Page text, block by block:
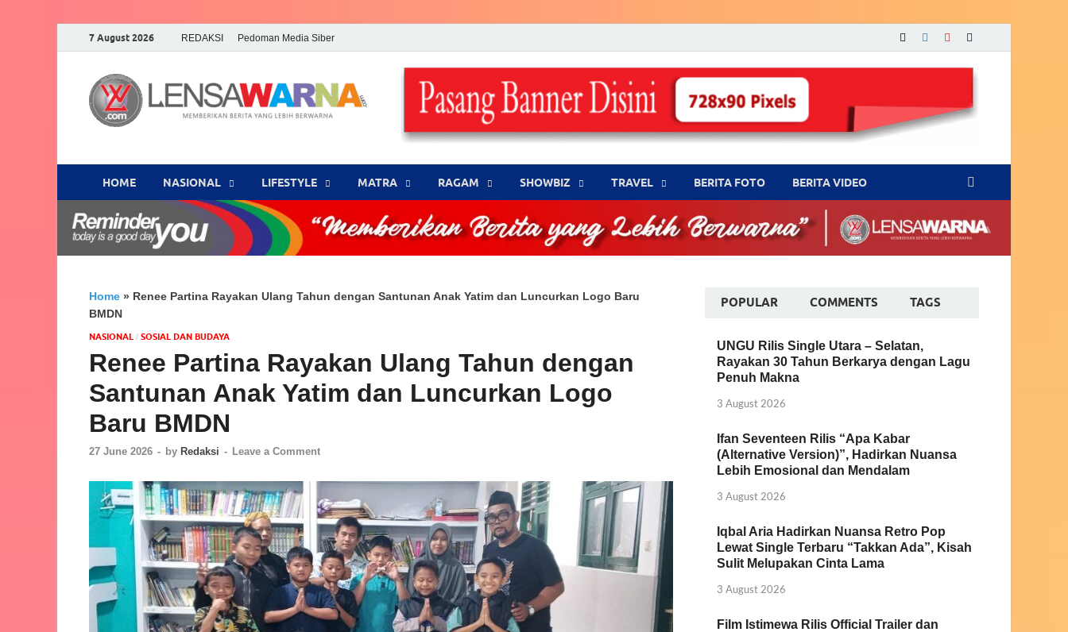
7 August 2026 REDAKSI Pedoman Media Siber
LENSA WARNA .com
Memberikan Berita yang Lebih Berwarna
HOME NASIONAL ‎LIFESTYLE MATRA ‎RAGAM ‎SHOWBIZ ‎TRAVEL BERITA FOTO BERITA VIDEO
Home » Renee Partina Rayakan Ulang Tahun dengan Santunan Anak Yatim dan Luncurkan Logo Baru
BMDN
NASIONAL / SOSIAL DAN BUDAYA
Renee Partina Rayakan Ulang Tahun dengan
Santunan Anak Yatim dan Luncurkan Logo
Baru BMDN
27 June 2026 - by Redaksi - Leave a Comment
POPULAR COMMENTS TAGS
UNGU Rilis Single Utara – Selatan,
Rayakan 30 Tahun Berkarya dengan Lagu
Penuh Makna
3 August 2026
Ifan Seventeen Rilis “Apa Kabar
(Alternative Version)”, Hadirkan Nuansa
Lebih Emosional dan Mendalam
3 August 2026
Iqbal Aria Hadirkan Nuansa Retro Pop
Lewat Single Terbaru “Takkan Ada”, Kisah
Sulit Melupakan Cinta Lama
3 August 2026
Film Istimewa Rilis Official Trailer dan